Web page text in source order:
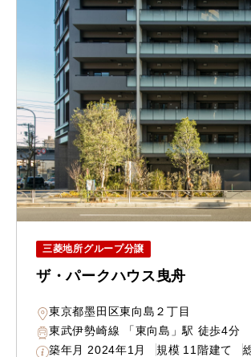
三菱地所グループ分譲
ザ・パークハウス曳舟
東京都墨田区東向島２丁目
東武伊勢崎線 「東向島」駅 徒歩4分
築年月 2024年1月 規模 11階建て